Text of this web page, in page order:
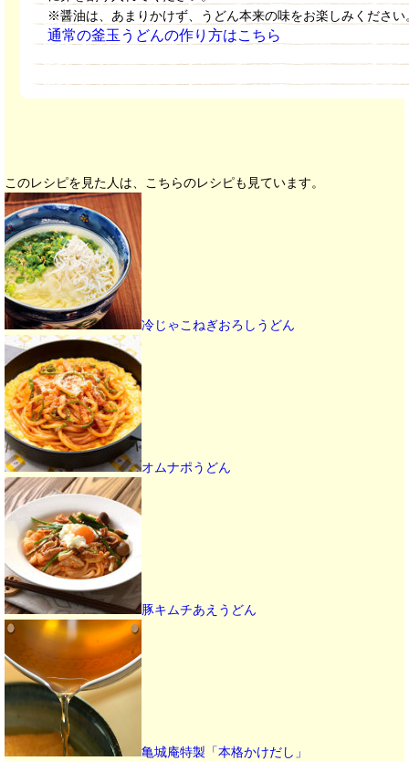
※醤油は、あまりかけず、うどん本来の味をお楽しみください
通常の釜玉うどんの作り方はこちら
このレシピを見た人は、こちらのレシピも見ています。
冷じゃこねぎおろしうどん
オムナポうどん
豚キムチあえうどん
亀城庵特製「本格かけだし」